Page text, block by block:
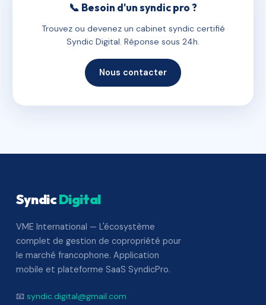
📞 Besoin d'un syndic pro ?
Trouvez ou devenez un cabinet syndic certifié
Syndic Digital. Réponse sous 24h.
Nous contacter
SyndicDigital
VME International — L'écosystème
complet de gestion de copropriété pour
le marché francophone. Application
mobile et plateforme SaaS SyndicPro.
📧 syndic.digital@gmail.com